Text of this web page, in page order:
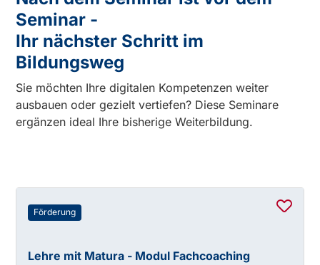
Seminar -
Ihr nächster Schritt im
Bildungsweg
Sie möchten Ihre digitalen Kompetenzen weiter
ausbauen oder gezielt vertiefen? Diese Seminare
ergänzen ideal Ihre bisherige Weiterbildung.
Förderung
Lehre mit Matura - Modul Fachcoaching